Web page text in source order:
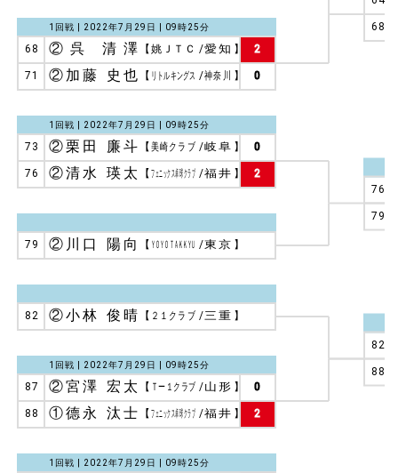
68
76
79
82
88
1回戦 | 2022年7月29日 | 09時25分
2
68 ②呉 清澤 【 姚ＪＴＣ /愛知 】
0
71 ②加藤 史也 【 リトルキングス /神奈川 】
1回戦 | 2022年7月29日 | 09時25分
0
73 ②栗田 廉斗 【 美崎クラブ /岐阜 】
2
76 ②清水 瑛太 【 フェニックス卓球クラブ /福井 】
79 ②川口 陽向 【 ＹＯＹＯ ＴＡＫＫＹＵ /東京 】
82 ②小林 俊晴 【 ２１クラブ /三重 】
1回戦 | 2022年7月29日 | 09時25分
0
87 ②宮澤 宏太 【 Ｔー１クラブ /山形 】
2
88 ①德永 汰士 【 フェニックス卓球クラブ /福井 】
1回戦 | 2022年7月29日 | 09時25分